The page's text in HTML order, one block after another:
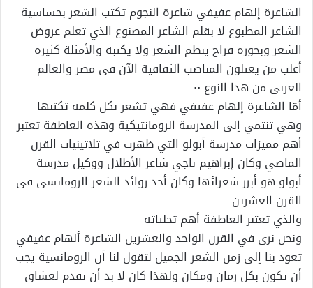
الشاعرة إلهام عفيفي شاعرة النجوم تكتب الشعر بحساسية
الشاعر المطبوع لا بقلم الشاعر المصنوع الذي تعلم عروض
الشعر وبحوره فراح ينظم الشعر ولا يكتبه والأمثلة كثيرة
أغلب من يعتلون المناصب الثقافية الآن في مصر والعالم
العربي من هذا النوع ٠٠
أمّا الشاعرة إلهام عفيفي فهي تشعر بكل كلمة تكتبها
وهي تنتمي إلى المدرسة الرومانتيكية وهذه العاطفة تعتبر
أهم مميزات مدرسة أبولو التي ظهرت في تلاتينيات القرن
الماضي وكان إبراهيم ناجي شاعر الأطلال ووكيل مدرسة
أبولو هو أبرز شعرائها وكان أحد روائد الشعر الرومانسي في
القرن العشرين
والذي تعتبر العاطفة أهم تجلياته
ونحن نرى في القرن الواحد والعشرين الشاعرة ألهام عفيفي
تعود بنا إلى زمن الشعر الجميل لتقول لنا أن الرومانسية يجب
أن تكون بكل زمان ومكان ولهذا كان لا بد أن نقدم لعشاق